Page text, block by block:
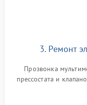
3. Ремонт
Прозвонка
прессостата и
Восстановление